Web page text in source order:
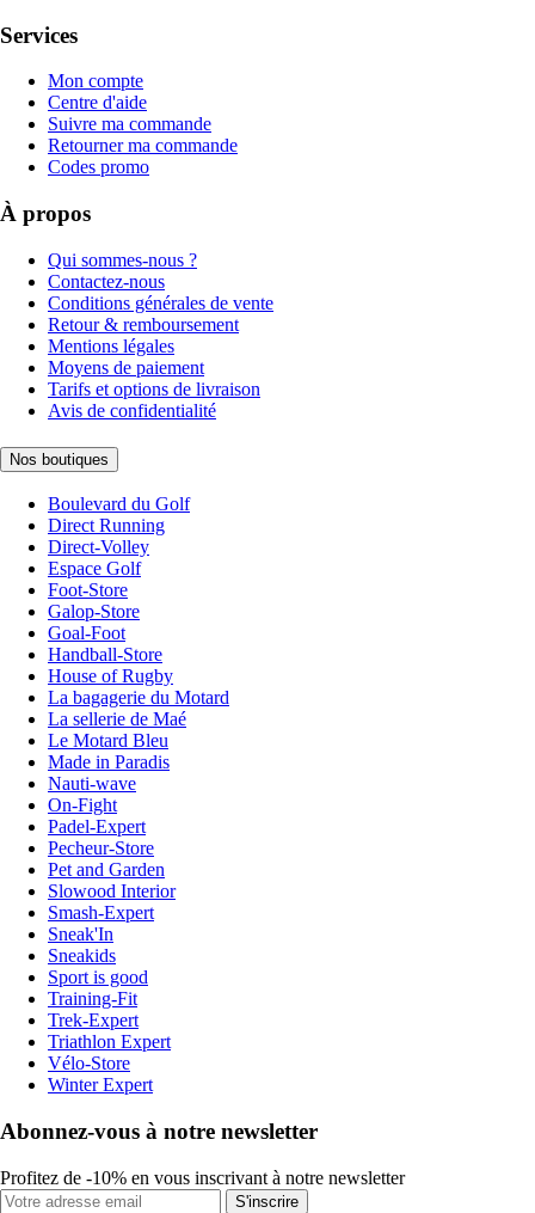
Services
Mon compte
Centre d'aide
Suivre ma commande
Retourner ma commande
Codes promo
À propos
Qui sommes-nous ?
Contactez-nous
Conditions générales de vente
Retour & remboursement
Mentions légales
Moyens de paiement
Tarifs et options de livraison
Avis de confidentialité
Nos boutiques
Boulevard du Golf
Direct Running
Direct-Volley
Espace Golf
Foot-Store
Galop-Store
Goal-Foot
Handball-Store
House of Rugby
La bagagerie du Motard
La sellerie de Maé
Le Motard Bleu
Made in Paradis
Nauti-wave
On-Fight
Padel-Expert
Pecheur-Store
Pet and Garden
Slowood Interior
Smash-Expert
Sneak'In
Sneakids
Sport is good
Training-Fit
Trek-Expert
Triathlon Expert
Vélo-Store
Winter Expert
Abonnez-vous à notre newsletter
Profitez de -10% en vous inscrivant à notre newsletter
S'inscrire